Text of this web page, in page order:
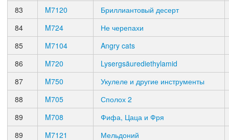
83
M7120
Бриллиантовый десерт
84
M724
Не черепахи
85
M7104
Angry cats
86
M720
Lysergsäurediethylamid
87
M750
Укулеле и другие инструменты
88
M705
Сполох 2
89
M708
Фифа, Цаца и Фря
89
M7121
Мельдоний